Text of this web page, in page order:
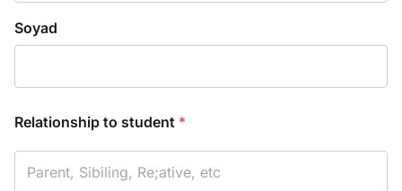
Soyad
Relationship to student *